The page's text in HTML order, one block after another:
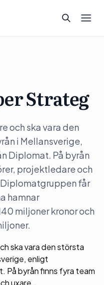
Strateg
och ska vara den
i Mellansverige,
Diplomat. På byrån
projektledare och
får
hamnar
miljoner kronor och
ska vara den största
enligt
På byrån finns fyra team
uxare.